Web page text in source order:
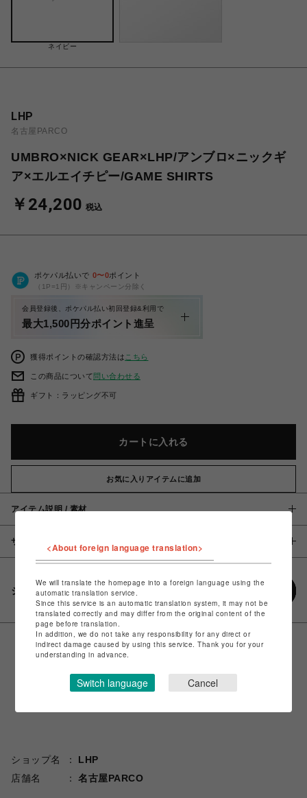
ネイビー
LHP
名古屋PARCO
UMBRO×NICK GEAR×LHP/アンブロ×ニックギ
ア×エルエイチピー/GAME SHIRTS
￥24,200 税込
ポケパル払いで 0〜0ポイント
（1P=1円）※キャンペーン分除く
会員登録後、ポケパル払い初回登録&利用で
最大1,500円分ポイント進呈
獲得ポイントの確認方法は こちら
この商品について問い合わせる
ギフト：ラッピング不可
カートに入れる
お気に入りアイテムに追加
アイテム説明 / 素材
サイズ
シェアする
ショップ名
LHP
店舗名
名古屋PARCO
<About foreign language translation>
We will translate the homepage into a foreign language using the
automatic translation service.
Since this service is an automatic translation system, it may not be
translated correctly and may differ from the original content of the
page before translation.
In addition, we do not take any responsibility for any direct or
indirect damage caused by using this service. Thank you for your
understanding in advance.
Switch language Cancel